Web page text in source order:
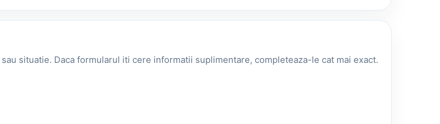
situatie. Daca formularul iti cere informatii suplimentare, completeaza-le cat mai exact.